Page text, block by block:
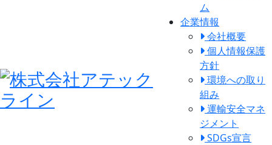
ム
企業情報
会社概要
個人情報保護
方針
環境への取り
組み
運輸安全マネ
ジメント
SDGs宣言